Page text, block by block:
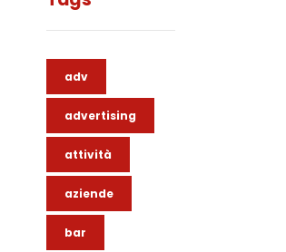
adv
advertising
attività
aziende
bar